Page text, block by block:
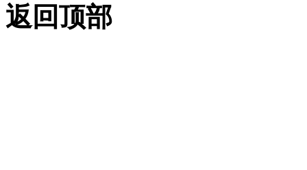
返回顶部